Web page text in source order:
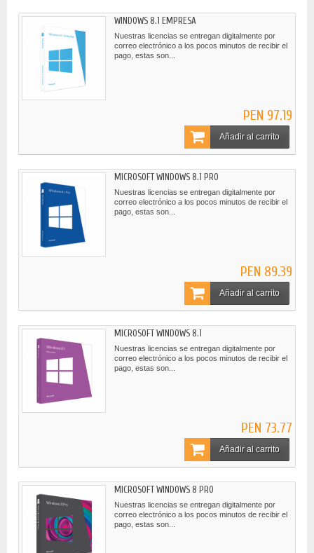
WINDOWS 8.1 EMPRESA
Nuestras licencias se entregan digitalmente por
correo electrónico a los pocos minutos de recibir el
pago, estas son...
PEN 97.19
Añadir al carrito
MICROSOFT WINDOWS 8.1 PRO
Nuestras licencias se entregan digitalmente por
correo electrónico a los pocos minutos de recibir el
pago, estas son...
PEN 89.39
Añadir al carrito
MICROSOFT WINDOWS 8.1
Nuestras licencias se entregan digitalmente por
correo electrónico a los pocos minutos de recibir el
pago, estas son...
PEN 73.77
Añadir al carrito
MICROSOFT WINDOWS 8 PRO
Nuestras licencias se entregan digitalmente por
correo electrónico a los pocos minutos de recibir el
pago, estas son...